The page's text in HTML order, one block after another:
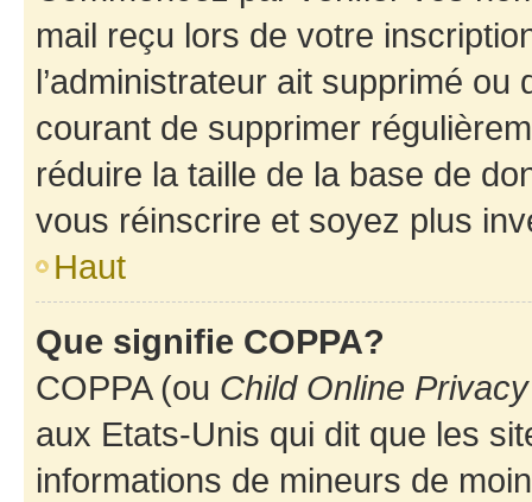
mail reçu lors de votre
l’administrateur ait supprimé
courant de supprimer
réduire la taille de la base de
vous réinscrire et soyez plus
Haut
Que signifie COPPA?
COPPA (ou Child Online
aux Etats-Unis qui dit que les
informations de mineurs de